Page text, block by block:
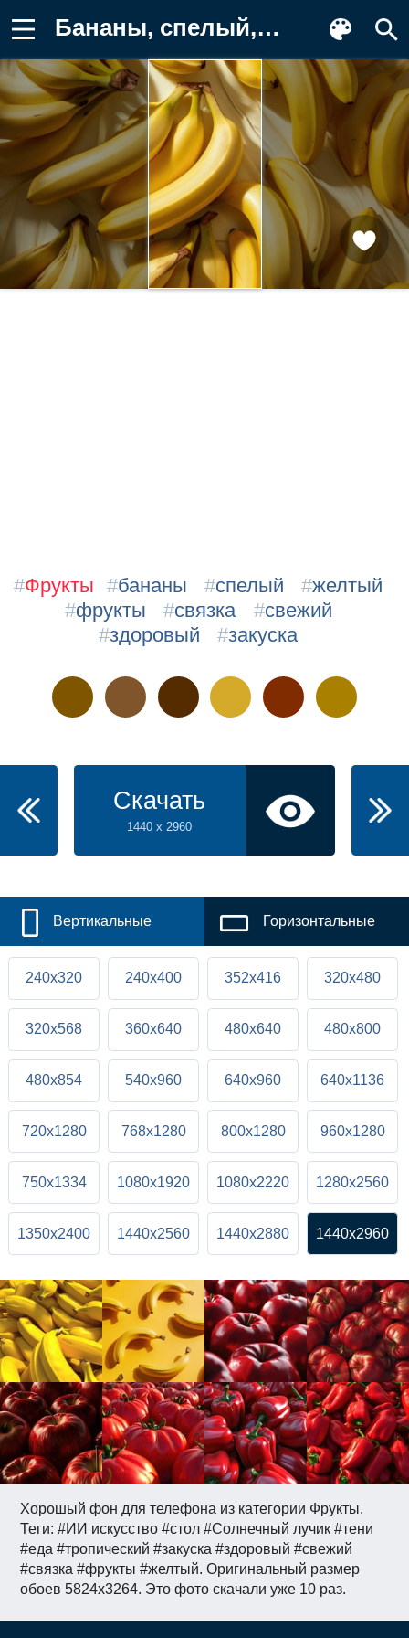
Бананы, спелый, желтый, фрукты, связка Обои
Хорошый фон для телефона из категории Фрукты.
Теги: #ИИ искусство #стол #Солнечный лучик #тени
#еда #тропический #закуска #здоровый #свежий
#связка #фрукты #желтый. Оригинальный размер
обоев 5824x3264. Это фото скачали уже 10 раз.
#Фрукты #бананы #спелый #желтый
#фрукты #связка #свежий
#здоровый #закуска
Скачать
1440 x 2960
Вертикальные Горизонтальные
240x320 240x400 352x416 320x480
320x568 360x640 480x640 480x800
480x854 540x960 640x960 640x1136
720x1280 768x1280 800x1280 960x1280
750x1334 1080x1920 1080x2220 1280x2560
1350x2400 1440x2560 1440x2880 1440x2960